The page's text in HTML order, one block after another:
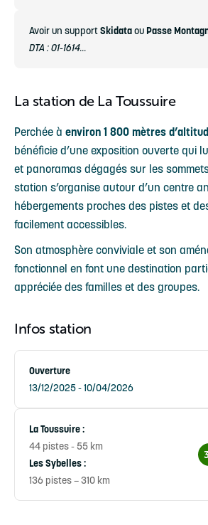
Avoir un supportSkidataou Passe
DTA : 01-1614...
La station de La Toussuire
Perchée à environ 1 800 mètres
bénéficie d’une exposition ouverte qui
et panoramas dégagés sur les
station s’organise autour d’un centre
hébergements proches des pistes et
facilement accessibles.
Son atmosphère conviviale et son
fonctionnel en font une destination
appréciée des familles et des groupes.
Infos station
Ouverture
13/12/2025 - 10/04/2026
La Toussuire :
44 pistes - 55 km
Les Sybelles :
136 pistes – 310 km